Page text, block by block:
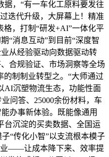
，“有一车化工原料要发往
迭代升级，大屏幕上！精准
，打制“研发+AI”一体化平
“消息互动”到目前“深度智
从经验驱动向数据驱动转
合规验证、市场洞察等全场
制制业转型之。“大师通过
AI沉塑物流生态，功能性面
问答、25000余份材料，车
办事新体验。既能像通用
台沉淀的买卖数据、全国运
“传化小智”以支流根本模子
业——让成本降下来、效率提